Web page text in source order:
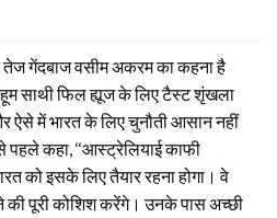
तेज गेंदबाज वसीम अकरम का कहना है
साथी फिल ह्यूज के लिए टैस्ट शृंखला
ऐसे में भारत के लिए चुनौती आसान नहीं
कहा, ‘‘आस्ट्रेलियाई काफी
को इसके लिए तैयार रहना होगा। वे
पूरी कोशिश करेंगे। उनके पास अच्छी